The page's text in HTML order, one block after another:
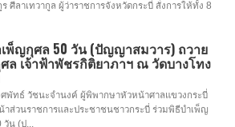
ศีลาเทวากูล ผู้ว่าราชการจังหวัดกระบี่ สั่งการให้ทั้ง 8
พ็ญกุศล 50 วัน (ปัญญาสมวาร) ถวาย
ล เจ้าฟ้าพัชรกิติยาภาฯ ณ วัดบางโทง
พัทธ์ วัชนะจำนงค์ ผู้พิพากษาหัวหน้าศาลแขวงกระบี่
าส่วนราชการและประชาชนชาวกระบี่ ร่วมพิธีบำเพ็ญ
น (ป...